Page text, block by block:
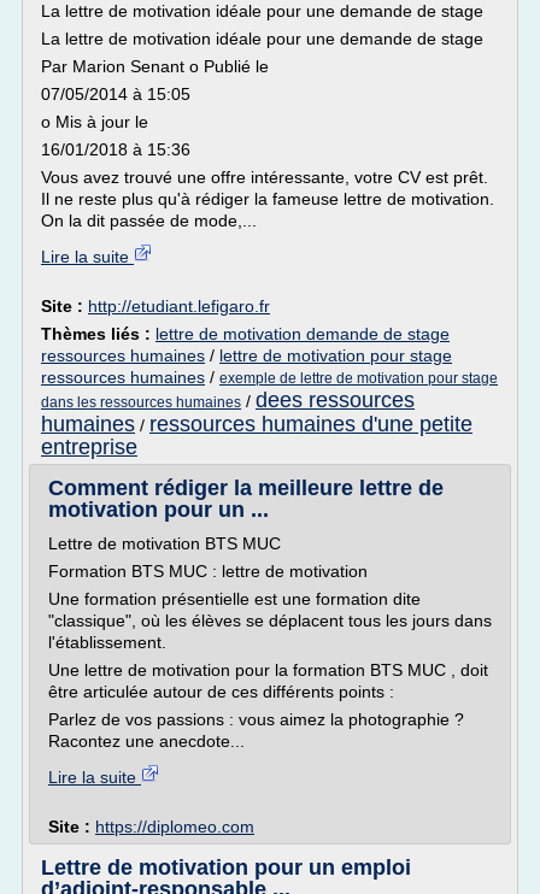
La lettre de motivation idéale pour une demande de stage
La lettre de motivation idéale pour une demande de stage
Par Marion Senant o Publié le
07/05/2014 à 15:05
o Mis à jour le
16/01/2018 à 15:36
Vous avez trouvé une offre intéressante, votre CV est prêt.
Il ne reste plus qu'à rédiger la fameuse lettre de motivation.
On la dit passée de mode,...
Lire la suite
Site : http://etudiant.lefigaro.fr
Thèmes liés : lettre de motivation demande de stage
ressources humaines / lettre de motivation pour stage
ressources humaines / exemple de lettre de motivation pour stage
dans les ressources humaines / dees ressources
humaines / ressources humaines d'une petite
entreprise
Comment rédiger la meilleure lettre de
motivation pour un ...
Lettre de motivation BTS MUC
Formation BTS MUC : lettre de motivation
Une formation présentielle est une formation dite
"classique", où les élèves se déplacent tous les jours dans
l'établissement.
Une lettre de motivation pour la formation BTS MUC , doit
être articulée autour de ces différents points :
Parlez de vos passions : vous aimez la photographie ?
Racontez une anecdote...
Lire la suite
Site : https://diplomeo.com
Lettre de motivation pour un emploi
d’adjoint-responsable ...